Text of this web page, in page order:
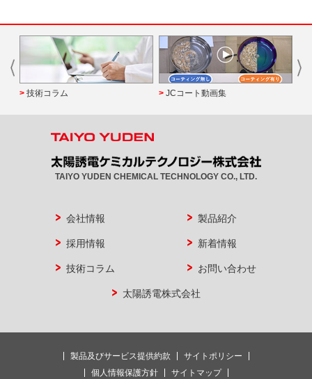
技術コラム JCコート動画集
TAIYO YUDEN CHEMICAL TECHNOLOGY CO., LTD.
会社情報 製品紹介
採用情報 新着情報
技術コラム お問い合わせ
太陽誘電株式会社
製品及びサービス提供約款
サイトポリシー
個人情報保護方針
サイトマップ